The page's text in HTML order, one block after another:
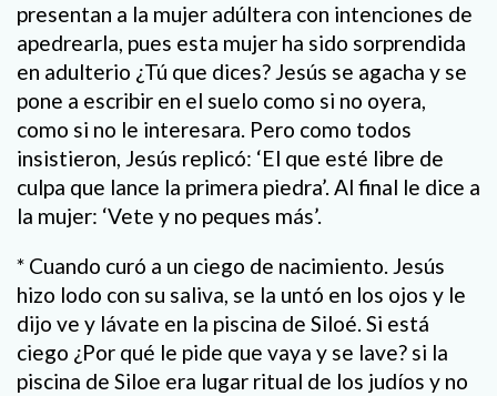
presentan a la mujer adúltera con intenciones de
apedrearla, pues esta mujer ha sido sorprendida
en adulterio ¿Tú que dices? Jesús se agacha y se
pone a escribir en el suelo como si no oyera,
como si no le interesara. Pero como todos
insistieron, Jesús replicó: ‘El que esté libre de
culpa que lance la primera piedra’. Al final le dice a
la mujer: ‘Vete y no peques más’.
* Cuando curó a un ciego de nacimiento. Jesús
hizo lodo con su saliva, se la untó en los ojos y le
dijo ve y lávate en la piscina de Siloé. Si está
ciego ¿Por qué le pide que vaya y se lave? si la
piscina de Siloe era lugar ritual de los judíos y no